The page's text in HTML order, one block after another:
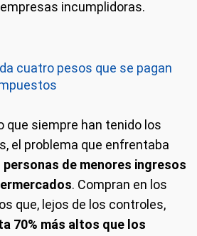
incumplidoras.
cuatro pesos que se pagan
que siempre han tenido los
el problema que enfrentaba
personas de menores ingresos
. Compran en los
que, lejos de los controles,
70% más altos que los